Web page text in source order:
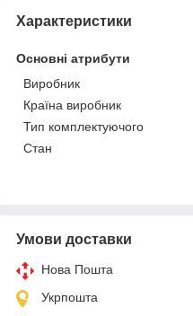
Характеристики
Основні атрибути
Виробник
Країна виробник
Тип комплектуючого
Стан
Умови доставки
Нова Пошта
Укрпошта